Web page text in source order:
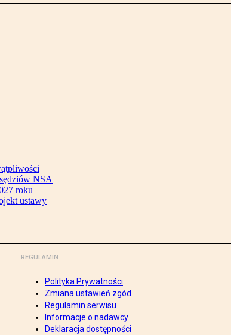
NSA
roku
ustawy
REGULAMIN
Polityka Prywatności
Zmiana ustawień zgód
Regulamin serwisu
Informacje o nadawcy
Deklaracja dostępności